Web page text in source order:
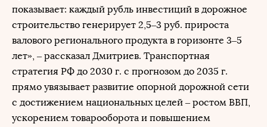
показывает: каждый рубль инвестиций в дорожное
строительство генерирует 2,5–3 руб. прироста
валового регионального продукта в горизонте 3–5
лет», – рассказал Дмитриев. Транспортная
стратегия РФ до 2030 г. с прогнозом до 2035 г.
прямо увязывает развитие опорной дорожной сети
с достижением национальных целей – ростом ВВП,
ускорением товарооборота и повышением